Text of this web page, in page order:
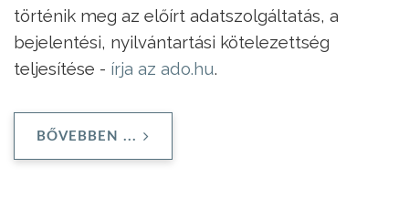
történik meg az előírt adatszolgáltatás, a
bejelentési, nyilvántartási kötelezettség
teljesítése - írja az ado.hu.
BŐVEBBEN ...